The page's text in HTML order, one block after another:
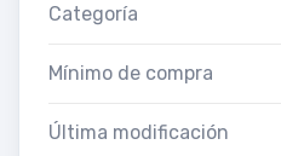
Categoría
Mínimo de compra
Última modificación